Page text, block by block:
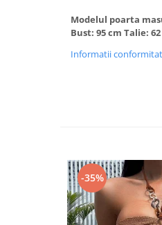
Modelul poarta
Bust: 95 cm Talie:
Informatii
-35%